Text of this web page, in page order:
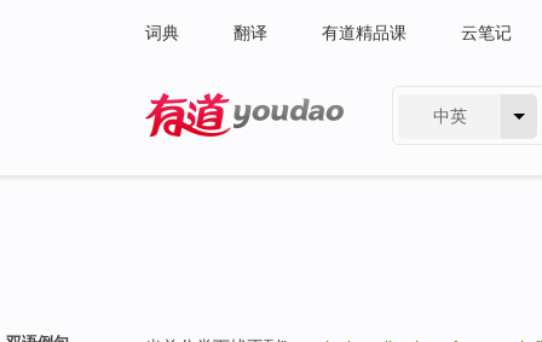
词典 翻译 有道精品课 云笔记
中英